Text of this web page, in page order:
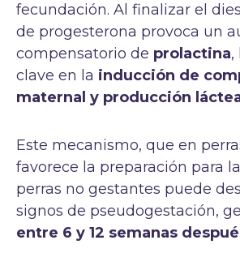
fecundación. Al finalizar el
de progesterona provoca un
compensatorio de prolactina,
clave en la inducción de
maternal y producción
Este mecanismo, que en
favorece la preparación para
perras no gestantes puede
signos de pseudogestación,
entre 6 y 12 semanas